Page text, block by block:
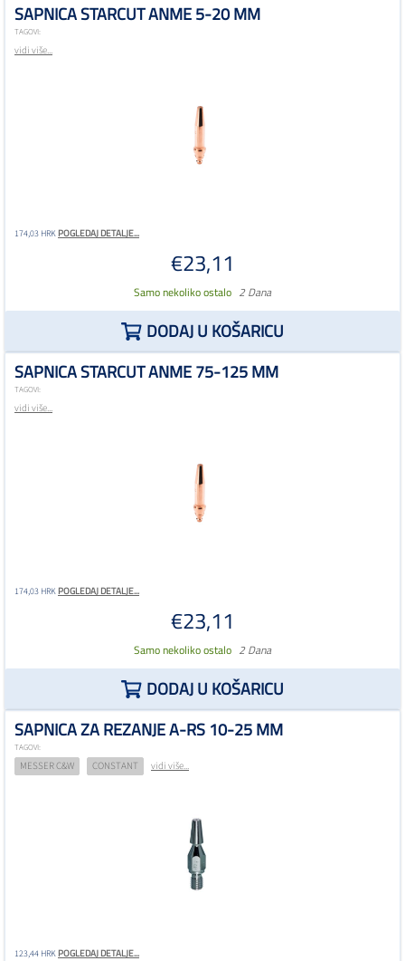
SAPNICA STARCUT ANME 5-20 MM
TAGOVI:
vidi više...
174,03 HRKPOGLEDAJ DETALJE...
€23,11
Samo nekoliko ostalo 2 Dana
DODAJ U KOŠARICU
SAPNICA STARCUT ANME 75-125 MM
TAGOVI:
vidi više...
174,03 HRKPOGLEDAJ DETALJE...
€23,11
Samo nekoliko ostalo 2 Dana
DODAJ U KOŠARICU
SAPNICA ZA REZANJE A-RS 10-25 MM
TAGOVI:
MESSER C&W CONSTANT vidi više...
123,44 HRKPOGLEDAJ DETALJE...